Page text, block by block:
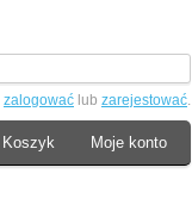
zalogować lub zarejestować.
Moje konto
Koszyk